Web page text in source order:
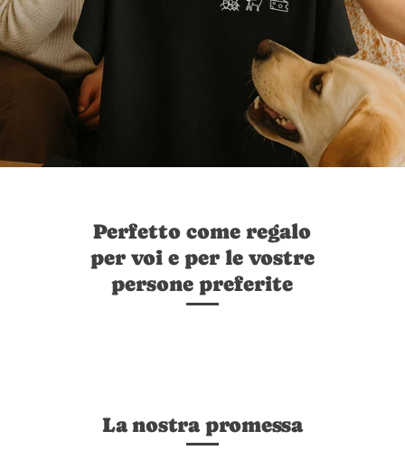
Perfetto come regalo
per voi e per le vostre
persone preferite
La nostra promessa